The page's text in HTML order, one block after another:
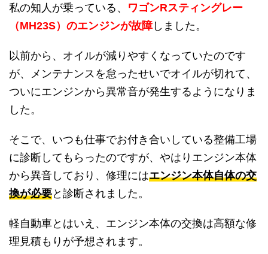
私の知人が乗っている、 ワゴンRスティングレー
（MH23S）のエンジンが故障しました。
以前から、オイルが減りやすくなっていたのです
が、メンテナンスを怠ったせいでオイルが切れて、
ついにエンジンから異常音が発生するようになりま
した。
そこで、いつも仕事でお付き合いしている整備工場
に診断してもらったのですが、やはりエンジン本体
から異音しており、修理にはエンジン本体自体の交
換が必要と診断されました。
軽自動車とはいえ、エンジン本体の交換は高額な修
理見積もりが予想されます。